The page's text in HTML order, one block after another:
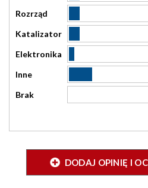
Rozrząd
Katalizator
Elektronika
Inne
Brak
DODAJ OPINIĘ I